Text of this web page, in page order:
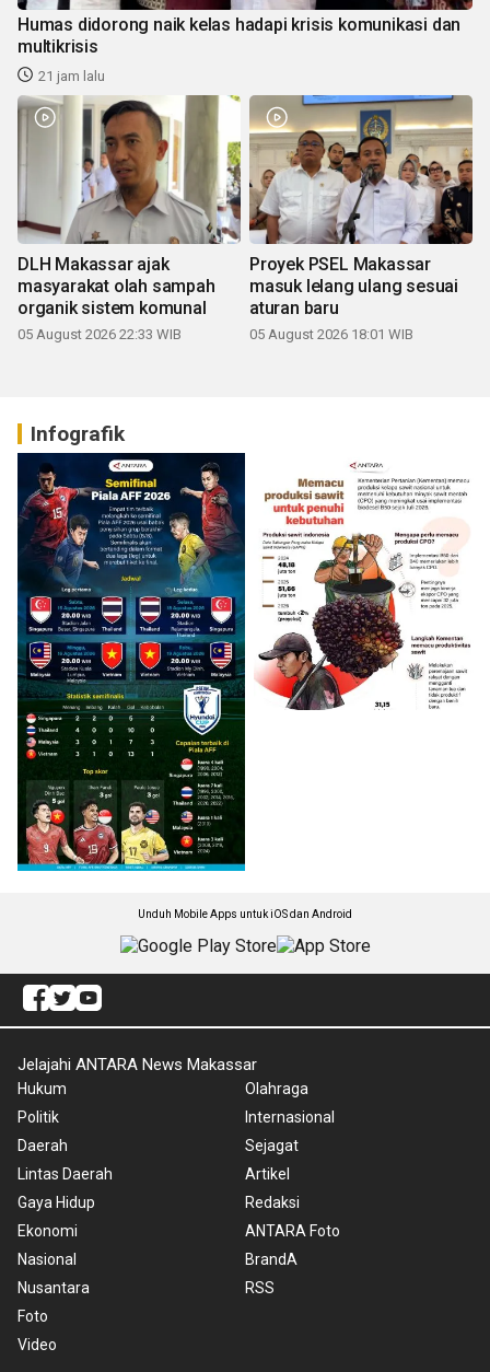
Humas didorong naik kelas hadapi krisis komunikasi dan
multikrisis
21 jam lalu
DLH Makassar ajak
masyarakat olah sampah
organik sistem komunal
05 August 2026 22:33 WIB
Proyek PSEL Makassar
masuk lelang ulang sesuai
aturan baru
05 August 2026 18:01 WIB
Infografik
Unduh Mobile Apps untuk iOS dan Android
Jelajahi ANTARA News Makassar
Hukum
Politik
Daerah
Lintas Daerah
Gaya Hidup
Ekonomi
Nasional
Nusantara
Foto
Video
Olahraga
Internasional
Sejagat
Artikel
Redaksi
ANTARA Foto
BrandA
RSS